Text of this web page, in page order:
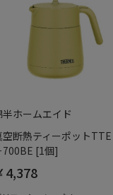
半ホームエイド
空断熱ティーポットTTE
700BE [1個]
4,378